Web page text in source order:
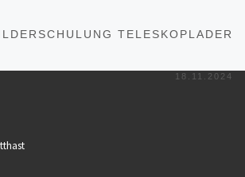
TELESKOPLADER
18.11.2024